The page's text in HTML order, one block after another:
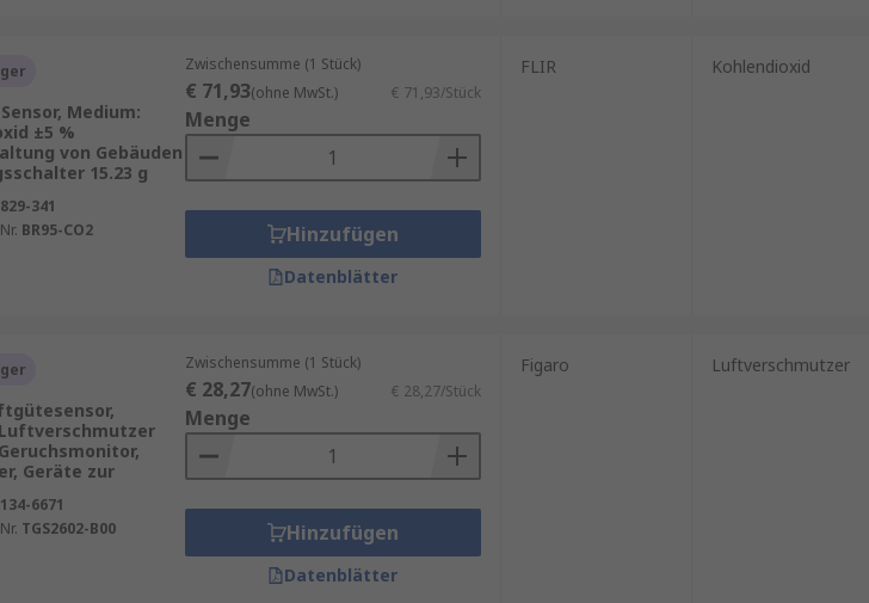
Sensor, Medium:
±5 %
von Gebäuden
15.23 g
829-341
BR95-CO2
Zwischensumme (1 Stück)
€ 71,93(ohne MwSt.) € 71,93/Stück
Menge
Hinzufügen
Datenblätter
FLIR Kohlendioxid
Geräte zur
134-6671
TGS2602-B00
Zwischensumme (1 Stück)
€ 28,27(ohne MwSt.) € 28,27/Stück
Menge
Hinzufügen
Datenblätter
Figaro Luftverschmutzer